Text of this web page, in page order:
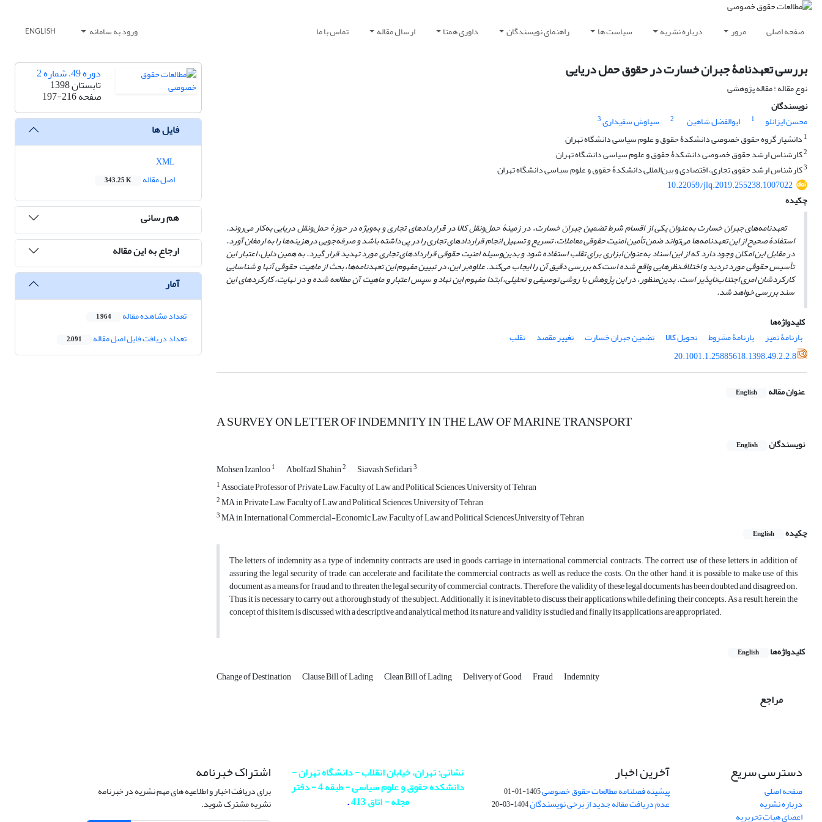
صفحه اصلی مرور درباره نشریه سیاست ها راهنمای نویسندگان داوری همتا ارسال مقاله تماس با ما ورود به سامانه ENGLISH
بررسی تعهدنامۀ جبران خسارت در حقوق حمل دریایی
نوع مقاله : مقاله پژوهشی
نویسندگان
محسن ایزانلو
1 ابوالفضل شاهین 2 سیاوش سفیداری3
1 دانشیار گروه حقوق خصوصی دانشکدۀ حقوق و علوم سیاسی دانشگاه تهران
2کارشناس ارشد حقوق خصوصی دانشکدۀ حقوق و علوم سیاسی دانشگاه تهران
3کارشناس ارشد حقوق تجاری، اقتصادی و بین‌المللی دانشکدۀ حقوق و علوم سیاسی دانشگاه تهران
10.22059/jlq.2019.255238.1007022
چکیده
تعهدنامه‌های جبران خسارت به‌عنوان یکی از اقسام شرط تضمین جبران خسارت، در زمینۀ حمل‌ونقل کالا در قراردادهای تجاری و به‌ویژه در حوزۀ حمل‌ونقل دریایی به‌کار می‌روند.
استفادۀ صحیح از این تعهدنامه‌ها می‌تواند ضمن تأمین امنیت حقوقی معاملات، تسریع و تسهیل انجام قراردادهای تجاری را در پی داشته باشد و صرفه‌جویی درهزینه‌ها را به ارمغان آورد.
در مقابل این امکان وجود دارد که از این اسناد به‌عنوان ابزاری برای تقلب استفاده شود و بدین‌وسیله امنیت حقوقی قراردادهای تجاری مورد تهدید قرار گیرد. به همین دلیل، اعتبار این
تأسیس حقوقی مورد تردید و اختلاف‌نظرهایی واقع شده است که بررسی دقیق آن را ایجاب می‌کند. علاوه‌بر این، در تبیین مفهوم این تعهدنامه‌ها، بحث از ماهیت حقوقی آنها و شناسایی
کارکردشان امری اجتناب‌ناپذیر است. بدین‌منظور، در این پژوهش با روشی توصیفی و تحلیلی، ابتدا مفهوم این نهاد و سپس اعتبار و ماهیت آن مطالعه شده و در نهایت، کارکردهای این
سند بررسی خواهد شد. ­
کلیدواژه‌ها
بارنامۀ تمیز
بارنامۀ مشروط تحویل کالا تضمین جبران خسارت تغییر مقصد
تقلب
20.1001.1.25885618.1398.49.2.2.8
عنوان مقاله English
A SURVEY ON LETTER OF INDEMNITY IN THE LAW OF MARINE TRANSPORT
نویسندگان English
Mohsen Izanloo1 Abolfazl Shahin2 Siavash Sefidari3
1Associate Professor of Private Law, Faculty of Law and Political Sciences, University of Tehran
2MA in Private Law, Faculty of Law and Political Sciences, University of Tehran
3MA in International Commercial-Economic Law, Faculty of Law and Political Sciences,University of Tehran
چکیده
English
The letters of indemnity as a type of indemnity contracts are used in goods carriage in international commercial contracts. The correct use of these letters, in addition of
assuring the legal security of trade, can accelerate and facilitate the commercial contracts as well as reduce the costs. On the other hand, it is possible to make use of this
document as a means for fraud and to threaten the legal security of commercial contracts. Therefore, the validity of these legal documents has been doubted and disagreed on.
Thus, it is necessary to carry out a thorough study of the subject. Additionally, it is inevitable to discuss their applications while defining their concepts. As a result, herein the
concept of this item is discussed with a descriptive and analytical method, its nature and validity is studied and finally its applications are appropriated.
کلیدواژه‌ها English
Change of Destination Clause Bill of Lading Clean Bill of Lading Delivery of Good Fraud Indemnity
مراجع
دوره 49، شماره 2
تابستان 1398
صفحه197-216
فایل ها
اصل مقاله
343.25 K
هم رسانی
ارجاع به این مقاله
آمار
تعداد مشاهده مقاله 1,964
تعداد دریافت فایل اصل مقاله 2,091
دسترسی سریع
صفحه اصلی
درباره نشریه
اعضای هیات تحریریه
آخرین اخبار
پیشینه فصلنامه مطالعات حقوق خصوصی1405-01-01
عدم دریافت مقاله جدید از برخی نویسندگان1404-03-20
نشانی: تهران، خیابان انقلاب - دانشگاه تهران -
دانشکده حقوق و علوم سیاسی - طبقه 4 - دفتر
مجله - اتاق 413
.
اشتراک خبرنامه
برای دریافت اخبار و اطلاعیه های مهم نشریه در خبرنامه
نشریه مشترک شوید.